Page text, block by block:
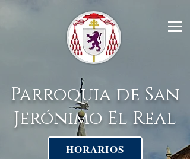
Parroquia de San
Jerónimo El Real
HORARIOS